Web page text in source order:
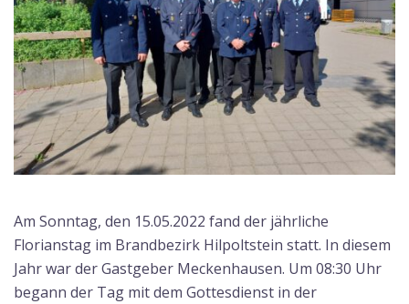
Am Sonntag, den 15.05.2022 fand der jährliche
Florianstag im Brandbezirk Hilpoltstein statt. In diesem
Jahr war der Gastgeber Meckenhausen. Um 08:30 Uhr
begann der Tag mit dem Gottesdienst in der